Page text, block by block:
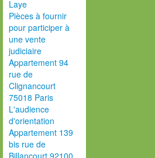
Laye
Pièces à fournir
pour participer à
une vente
judiciaire
Appartement 94
rue de
Clignancourt
75018 Paris
L'audience
d'orientation
Appartement 139
bis rue de
Billancourt 92100